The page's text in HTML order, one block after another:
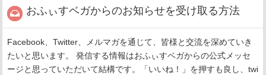
おふぃすベガからのお知らせを受け取る方法
Facebook、Twitter、メルマガを通じて、皆様と交流を深めていき
たいと思います。 発信する情報はおふぃすベガからの公式メッセ
ージと思っていただいて結構です。「いいね！」を押すも良し、twi